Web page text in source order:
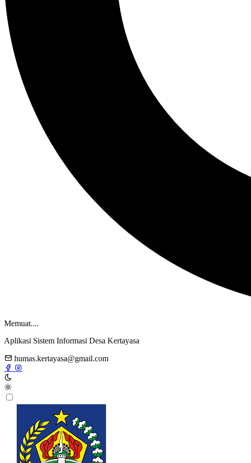
Memuat....
Aplikasi Sistem Informasi Desa Kertayasa
humas.kertayasa@gmail.com